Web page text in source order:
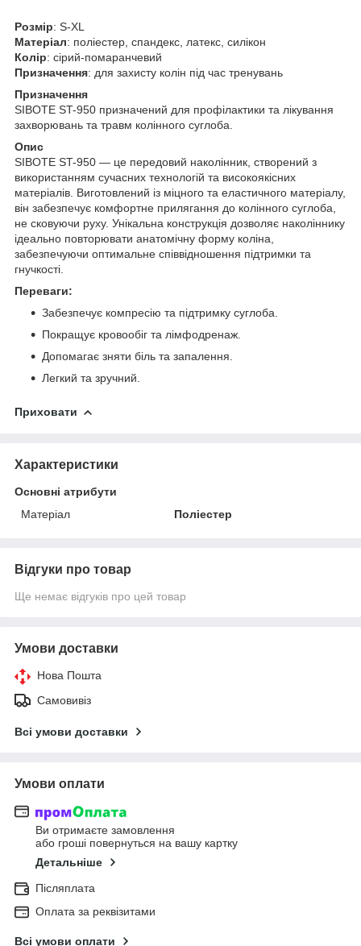
Розмір: S-XL
Матеріал: поліестер, спандекс, латекс, силікон
Колір: сірий-помаранчевий
Призначення: для захисту колін під час тренувань
Призначення
SIBOTE ST-950 призначений для профілактики та лікування
захворювань та травм колінного суглоба.
Опис
SIBOTE ST-950 — це передовий наколінник, створений з
використанням сучасних технологій та високоякісних
матеріалів. Виготовлений із міцного та еластичного матеріалу,
він забезпечує комфортне прилягання до колінного суглоба,
не сковуючи руху. Унікальна конструкція дозволяє наколіннику
ідеально повторювати анатомічну форму коліна,
забезпечуючи оптимальне співвідношення підтримки та
гнучкості.
Переваги:
Забезпечує компресію та підтримку суглоба.
Покращує кровообіг та лімфодренаж.
Допомагає зняти біль та запалення.
Легкий та зручний.
Приховати
Характеристики
Основні атрибути
Матеріал
Поліестер
Відгуки про товар
Ще немає відгуків про цей товар
Умови доставки
Нова Пошта
Самовивіз
Всі умови доставки
Умови оплати
Ви отримаєте замовлення
або гроші повернуться на вашу картку
Детальніше
Післяплата
Оплата за реквізитами
Всі умови оплати